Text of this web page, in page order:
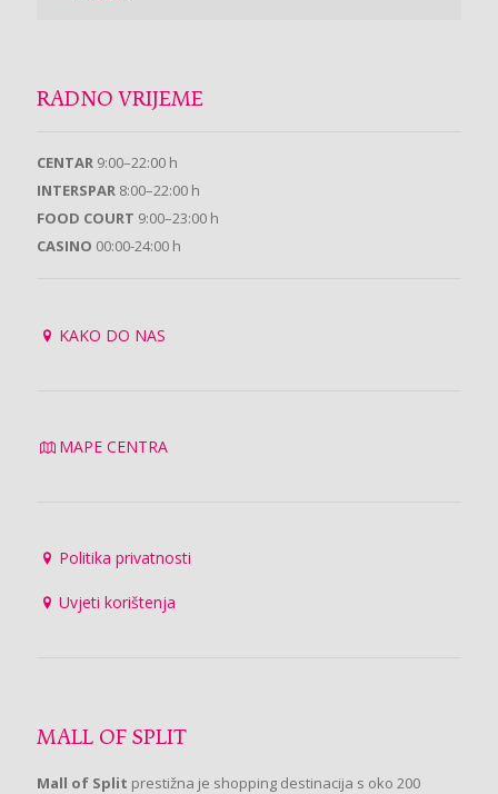
RADNO VRIJEME
CENTAR 9:00–22:00 h
INTERSPAR 8:00–22:00 h
FOOD COURT 9:00–23:00 h
CASINO 00:00-24:00 h
KAKO DO NAS
MAPE CENTRA
Politika privatnosti
Uvjeti korištenja
MALL OF SPLIT
Mall of Split prestižna je shopping destinacija s oko 200